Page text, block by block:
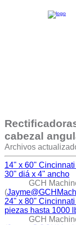
cabezal
Archivos
14" x 60"
30" diá x 4" ancho
GCH
(
24" x 80"
piezas hasta 1000
GCH